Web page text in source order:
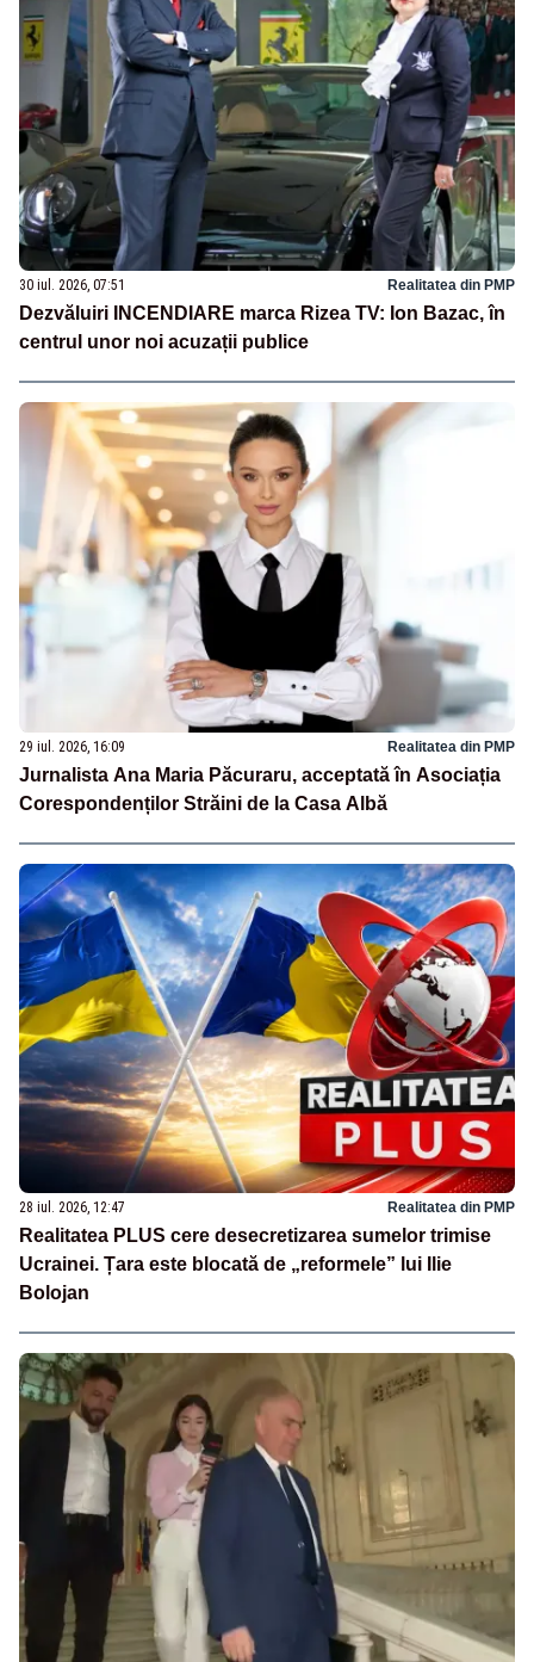
30 iul. 2026, 07:51 Realitatea din PMP
Dezvăluiri INCENDIARE marca Rizea TV: Ion Bazac, în
centrul unor noi acuzații publice
29 iul. 2026, 16:09 Realitatea din PMP
Jurnalista Ana Maria Păcuraru, acceptată în Asociația
Corespondenților Străini de la Casa Albă
28 iul. 2026, 12:47 Realitatea din PMP
Realitatea PLUS cere desecretizarea sumelor trimise
Ucrainei. Țara este blocată de „reformele” lui Ilie
Bolojan